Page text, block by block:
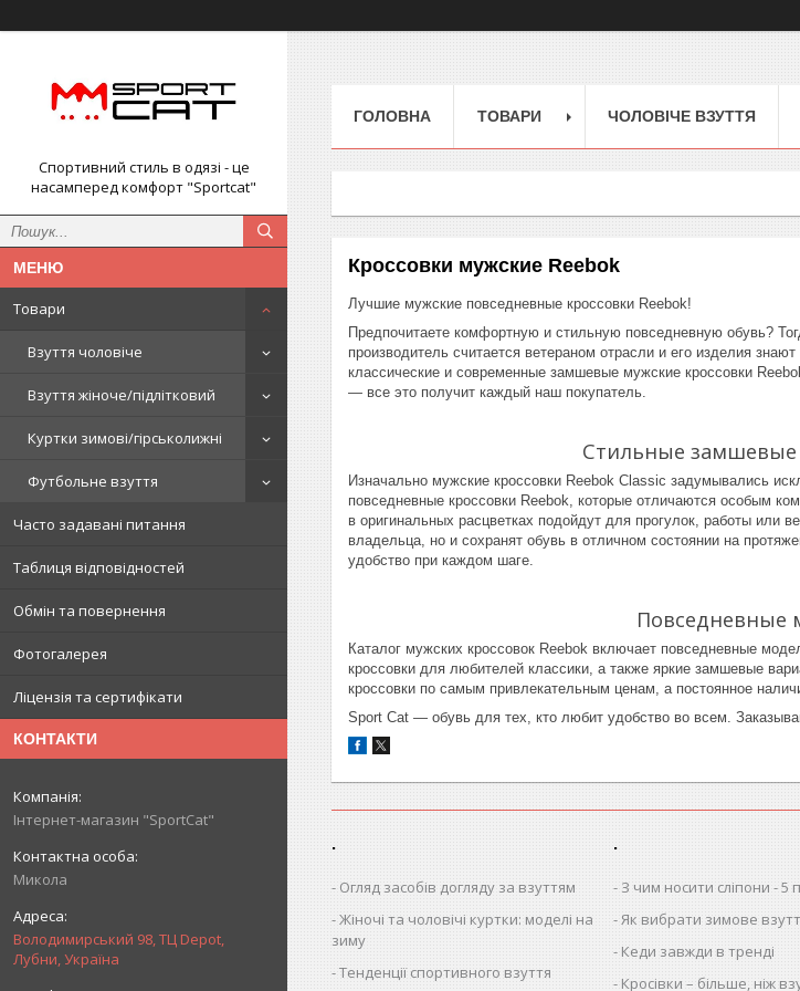
Спортивний стиль в одязі - це
насамперед комфорт "Sportcat"
Товари
Взуття чоловіче
Взуття жіноче/підлітковий
Куртки зимові/гірськолижні
Футбольне взуття
Часто задавані питання
Таблиця відповідностей
Обмін та повернення
Фотогалерея
Ліцензія та сертифікати
КОНТАКТИ
Інтернет-магазин "SportCat"
Микола
Володимирський 98, ТЦ Depot,
Лубни, Україна
ГОЛОВНА ТОВАРИ ЧОЛОВІЧЕ ВЗУТТЯ
Кроссовки мужские Reebok
Лучшие мужские повседневные кроссовки Reebok!
Предпочитаете комфортную и стильную повседневную обувь?
производитель считается ветераном отрасли и его изделия
классические и современные замшевые мужские кроссовки
— все это получит каждый наш покупатель.
Стильные замшевые
Изначально мужские кроссовки Reebok Classic задумывались
повседневные кроссовки Reebok, которые отличаются особым
в оригинальных расцветках подойдут для прогулок, работы или
владельца, но и сохранят обувь в отличном состоянии на
удобство при каждом шаге.
Повседневные
Каталог мужских кроссовок Reebok включает повседневные
кроссовки для любителей классики, а также яркие замшевые
кроссовки по самым привлекательным ценам, а постоянное
Sport Cat — обувь для тех, кто любит удобство во всем.
.
Огляд засобів догляду за взуттям
Жіночі та чоловічі куртки: моделі на
зиму
Тенденції спортивного взуття
.
З чим носити сліпони - 5
Як вибрати зимове
Кеди завжди в тренді
Кросівки – більше, ніж